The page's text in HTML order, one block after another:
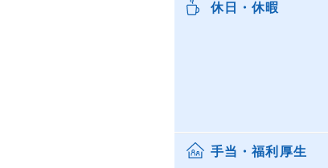
休日・休暇
手当・福利厚生